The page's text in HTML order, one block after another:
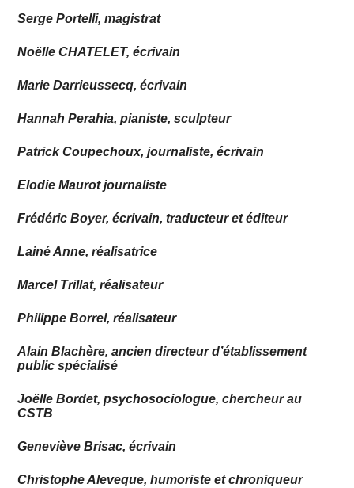
Serge Portelli, magistrat
Noëlle CHATELET, écrivain
Marie Darrieussecq, écrivain
Hannah Perahia, pianiste, sculpteur
Patrick Coupechoux, journaliste, écrivain
Elodie Maurot journaliste
Frédéric Boyer, écrivain, traducteur et éditeur
Lainé Anne, réalisatrice
Marcel Trillat, réalisateur
Philippe Borrel, réalisateur
Alain Blachère, ancien directeur d’établissement
public spécialisé
Joëlle Bordet, psychosociologue, chercheur au
CSTB
Geneviève Brisac, écrivain
Christophe Aleveque, humoriste et chroniqueur